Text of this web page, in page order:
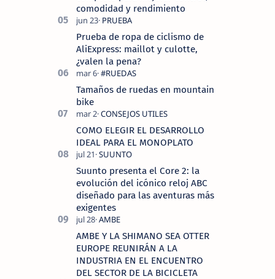
comodidad y rendimiento
Prueba de ropa de ciclismo de
AliExpress: maillot y culotte,
¿valen la pena?
Tamaños de ruedas en mountain
bike
COMO ELEGIR EL DESARROLLO
IDEAL PARA EL MONOPLATO
Suunto presenta el Core 2: la
evolución del icónico reloj ABC
diseñado para las aventuras más
exigentes
AMBE Y LA SHIMANO SEA OTTER
EUROPE REUNIRÁN A LA
INDUSTRIA EN EL ENCUENTRO
DEL SECTOR DE LA BICICLETA